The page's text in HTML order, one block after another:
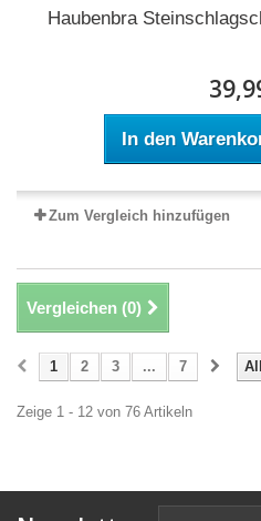
Haubenbra
In den
Zum Vergleich hinzufügen
Vergleichen (0)
1 2 3 ... 7
Zeige 1 - 12 von 76 Artikeln